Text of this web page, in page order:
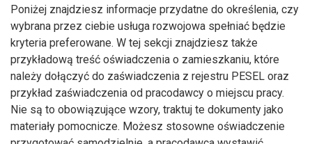
Poniżej znajdziesz informacje przydatne do określenia, czy
wybrana przez ciebie usługa rozwojowa spełniać będzie
kryteria preferowane. W tej sekcji znajdziesz także
przykładową treść oświadczenia o zamieszkaniu, które
należy dołączyć do zaświadczenia z rejestru PESEL oraz
przykład zaświadczenia od pracodawcy o miejscu pracy.
Nie są to obowiązujące wzory, traktuj te dokumenty jako
materiały pomocnicze. Możesz stosowne oświadczenie